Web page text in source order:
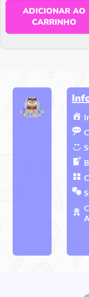
ADICIONAR AO
CARRINHO